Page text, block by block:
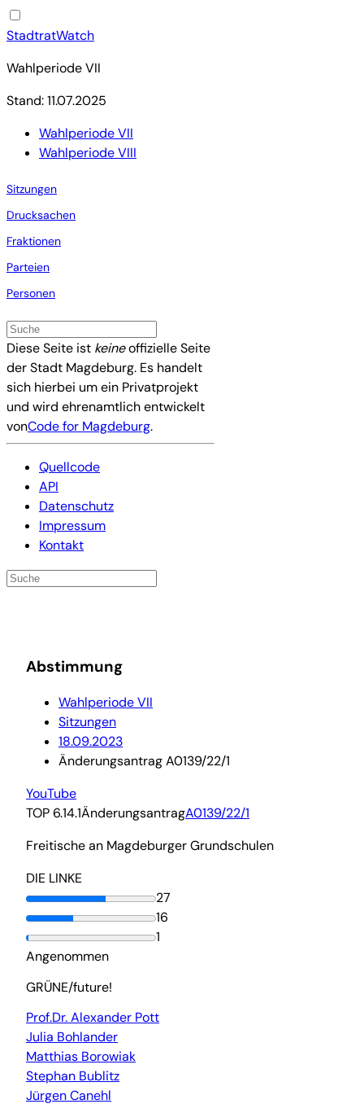
StadtratWatch
Wahlperiode VII
Stand: 11.07.2025
Wahlperiode VII
Wahlperiode VIII
Sitzungen
Drucksachen
Fraktionen
Parteien
Personen
Diese Seite ist keineoffizielle Seite
der Stadt Magdeburg. Es handelt
sich hierbei um ein Privatprojekt
und wird ehrenamtlich entwickelt
vonCode for Magdeburg.
Quellcode
API
Datenschutz
Impressum
Kontakt
Abstimmung
Wahlperiode VII
Sitzungen
18.09.2023
Änderungsantrag A0139/22/1
YouTube
TOP 6.14.1ÄnderungsantragA0139/22/1
Freitische an Magdeburger Grundschulen
DIE LINKE
27
16
1
Angenommen
GRÜNE/future!
Prof.Dr. Alexander Pott
Julia Bohlander
Matthias Borowiak
Stephan Bublitz
Jürgen Canehl